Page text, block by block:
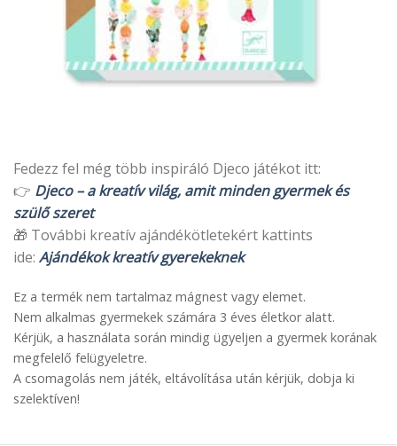
Fedezz fel még több inspiráló Djeco játékot itt:
👉 Djeco – a kreatív világ, amit minden gyermek és
szülő szeret
🎁 További kreatív ajándékötletekért kattints
ide: Ajándékok kreatív gyerekeknek
Ez a termék nem tartalmaz mágnest vagy elemet.
Nem alkalmas gyermekek számára 3 éves életkor alatt.
Kérjük, a használata során mindig ügyeljen a gyermek korának
megfelelő felügyeletre.
A csomagolás nem játék, eltávolítása után kérjük, dobja ki
szelektíven!